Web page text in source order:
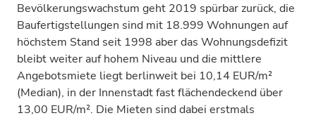
Bevölkerungswachstum geht 2019 spürbar zurück, die
Baufertigstellungen sind mit 18.999 Wohnungen auf
höchstem Stand seit 1998 aber das Wohnungsdefizit
bleibt weiter auf hohem Niveau und die mittlere
Angebotsmiete liegt berlinweit bei 10,14 EUR/m²
(Median), in der Innenstadt fast flächendeckend über
13,00 EUR/m². Die Mieten sind dabei erstmals